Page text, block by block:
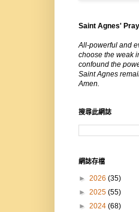
Saint Agnes'
All-powerful and
choose the weak
confound the
Saint Agnes
Amen.
搜尋此網誌
網誌存檔
► 2026 (35)
► 2025 (55)
► 2024 (68)